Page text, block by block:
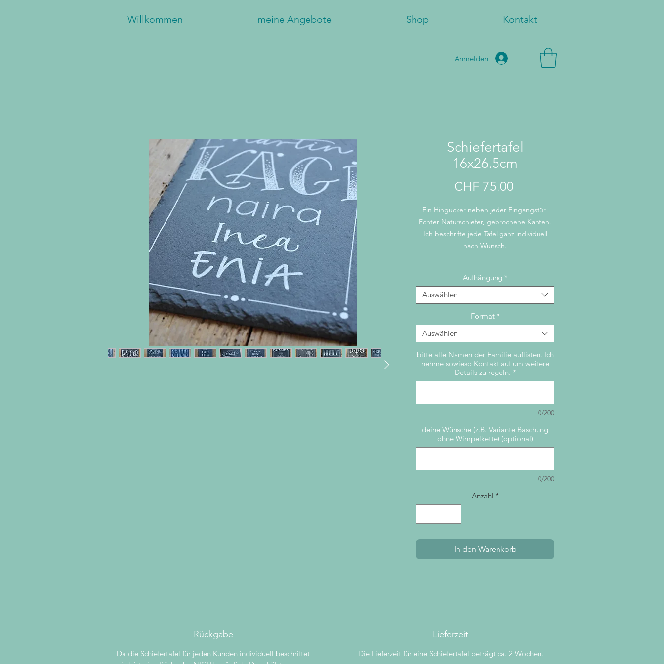
Willkommen meine Angebote Shop Kontakt
Anmelden
Schiefertafel
16x26.5cm
CHF 75.00
Ein Hingucker neben jeder Eingangstür!
Echter Naturschiefer, gebrochene Kanten.
Ich beschrifte jede Tafel ganz individuell
nach Wunsch.
Aufhängung *
Auswählen
Format *
Auswählen
bitte alle Namen der Familie auflisten. Ich
nehme sowieso Kontakt auf um weitere
Details zu regeln. *
0/200
deine Wünsche (z.B. Variante Baschung
ohne Wimpelkette) (optional)
0/200
Anzahl *
In den Warenkorb
Rückgabe
Da die Schiefertafel für jeden Kunden individuell beschriftet
Lieferzeit
Die Lieferzeit für eine Schiefertafel beträgt ca. 2 Wochen.